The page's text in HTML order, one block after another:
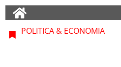
POLITICA & ECONOMIA